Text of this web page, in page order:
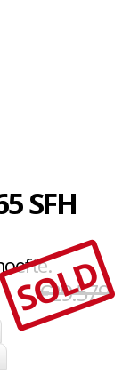
SFH
€29.579
SOLD